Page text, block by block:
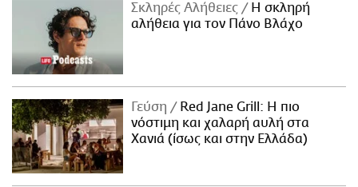
Σκληρές Αλήθειες
H σκληρή
αλήθεια για τον Πάνο Βλάχο
Γεύση
Red Jane Grill: Η πιο
νόστιμη και χαλαρή αυλή στα
Χανιά (ίσως και στην Ελλάδα)